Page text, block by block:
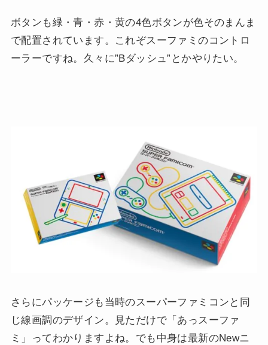
ボタンも緑・青・赤・黄の4色ボタンが色そのまんま
で配置されています。これぞスーファミのコントロ
ーラーですね。久々に”Bダッシュ”とかやりたい。
さらにパッケージも当時のスーパーファミコンと同
じ線画調のデザイン。見ただけで「あっスーファ
ミ」ってわかりますよね。でも中身は最新のNewニ